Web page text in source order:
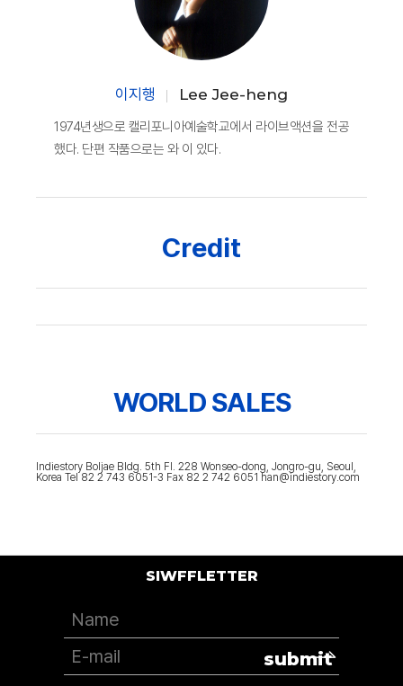
이지행 Lee Jee-heng
1974년생으로 캘리포니아예술학교에서 라이브액션을 전공
했다. 단편 작품으로는 와 이 있다.
Credit
WORLD SALES
Indiestory Boljae Bldg. 5th Fl. 228 Wonseo-dong, Jongro-gu, Seoul,
Korea Tel 82 2 743 6051-3 Fax 82 2 742 6051 han@indiestory.com
SIWFFLETTER
submit